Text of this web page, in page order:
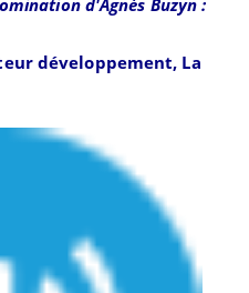
d'Agnès Buzyn :
développement, La